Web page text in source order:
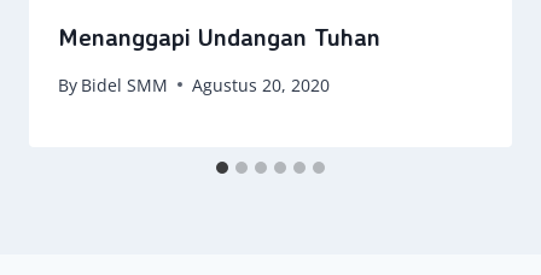
Menanggapi Undangan Tuhan
By Bidel SMM Agustus 20, 2020